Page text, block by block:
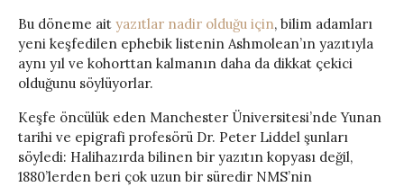
Bu döneme ait yazıtlar nadir olduğu için, bilim adamları
yeni keşfedilen ephebik listenin Ashmolean’ın yazıtıyla
aynı yıl ve kohorttan kalmanın daha da dikkat çekici
olduğunu söylüyorlar.
Keşfe öncülük eden Manchester Üniversitesi’nde Yunan
tarihi ve epigrafi profesörü Dr. Peter Liddel şunları
söyledi: Halihazırda bilinen bir yazıtın kopyası değil,
1880’lerden beri çok uzun bir süredir NMS’nin